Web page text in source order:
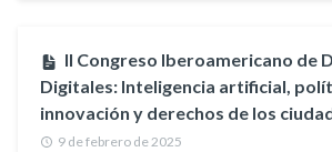
9 de febrero de 2025
II Congreso Iberoamericano de
Digitales: Inteligencia artificial,
innovación y derechos de los